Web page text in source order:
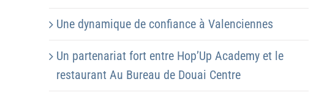
Une dynamique de confiance à Valenciennes
Un partenariat fort entre Hop’Up Academy et le
restaurant Au Bureau de Douai Centre